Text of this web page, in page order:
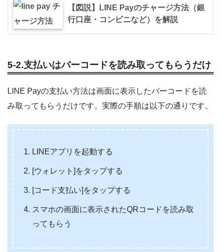
【図説】LINE Payのチャージ方法（銀
行口座・コンビニなど）を解説
5-2.支払いはバーコードを読み取ってもらうだけ
LINE Payの支払い方法は画面に表示したバーコードを読
み取ってもらうだけです。実際の手順は以下の通りです。
LINEアプリを起動する
[ウォレット]をタップする
[コード支払い]をタップする
スマホの画面に表示されたQRコードを読み取
ってもらう